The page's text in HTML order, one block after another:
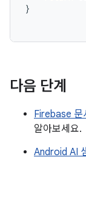
}
다음 단계
Firebase 문
알아보세요.
Android AI